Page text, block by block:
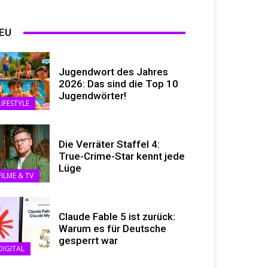
Jugendwort des Jahres
2026: Das sind die Top 10
Jugendwörter!
& TV
Die Verräter Staffel 4:
True-Crime-Star kennt jede
Lüge
Claude Fable 5 ist zurück:
Warum es für Deutsche
gesperrt war